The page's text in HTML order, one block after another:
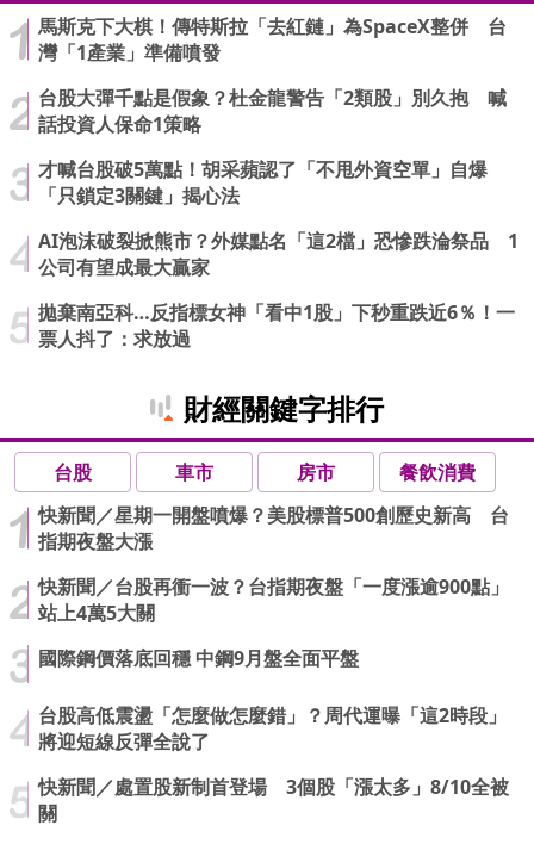
馬斯克下大棋！傳特斯拉「去紅鏈」為SpaceX整併 台
灣「1產業」準備噴發
台股大彈千點是假象？杜金龍警告「2類股」別久抱 喊
話投資人保命1策略
才喊台股破5萬點！胡采蘋認了「不甩外資空單」自爆
「只鎖定3關鍵」揭心法
AI泡沫破裂掀熊市？外媒點名「這2檔」恐慘跌淪祭品 1
公司有望成最大贏家
拋棄南亞科…反指標女神「看中1股」下秒重跌近6％！一
票人抖了：求放過
財經關鍵字排行
台股 車市 房市
餐飲消費
快新聞／星期一開盤噴爆？美股標普500創歷史新高 台
指期夜盤大漲
快新聞／台股再衝一波？台指期夜盤「一度漲逾900點」
站上4萬5大關
國際鋼價落底回穩 中鋼9月盤全面平盤
台股高低震盪「怎麼做怎麼錯」？周代運曝「這2時段」
將迎短線反彈全說了
快新聞／處置股新制首登場 3個股「漲太多」8/10全被
關